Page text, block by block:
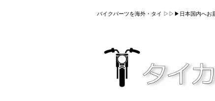
バイクパーツを海外・タイ ▷▷▶日本国内へお